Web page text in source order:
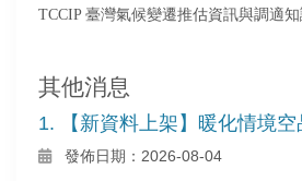
TCCIP 臺灣氣候變遷推估資訊與調適
其他消息
1. 【新資料上架】暖化情境
發佈日期：2026-08-04